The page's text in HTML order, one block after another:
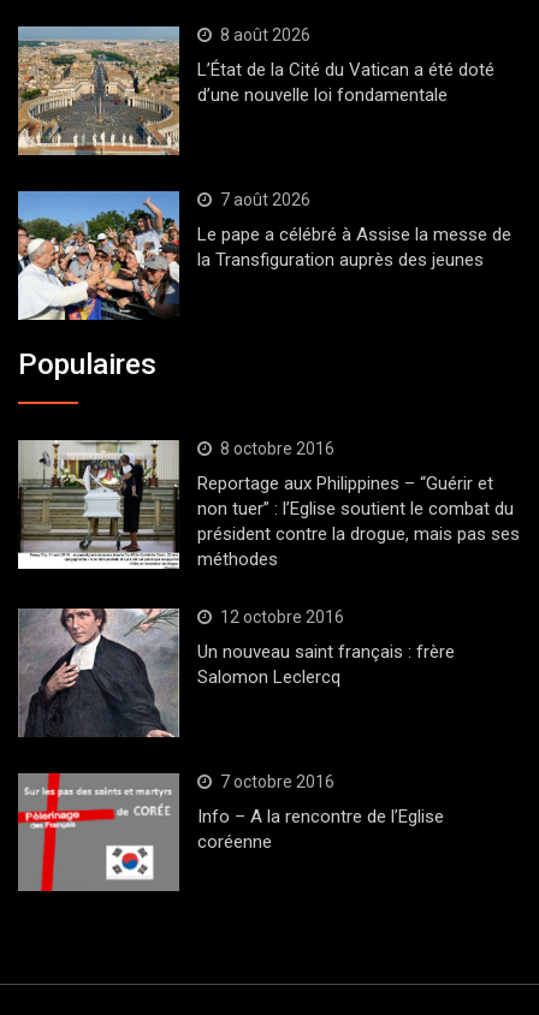
8 août 2026
L’État de la Cité du Vatican a été doté
d’une nouvelle loi fondamentale
7 août 2026
Le pape a célébré à Assise la messe de
la Transfiguration auprès des jeunes
Populaires
8 octobre 2016
Reportage aux Philippines – “Guérir et
non tuer” : l’Eglise soutient le combat du
président contre la drogue, mais pas ses
méthodes
12 octobre 2016
Un nouveau saint français : frère
Salomon Leclercq
7 octobre 2016
Info – A la rencontre de l’Eglise
coréenne